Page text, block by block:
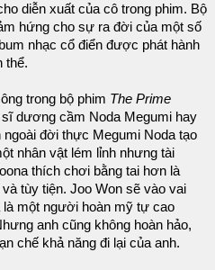
diễn xuất của cô trong phim. Bộ
hứng cho sự ra đời của một số
nhạc cổ điển được phát hành
thể.
trong bộ phim The Prime
dương cầm Noda Megumi hay
đời thực Megumi Noda tạo
nhân vật lém lỉnh nhưng tài
thích chơi bằng tai hơn là
tùy tiện. Joo Won sẽ vào vai
một người hoàn mỹ tự cao
anh cũng không hoàn hảo,
chế khả năng đi lại của anh.